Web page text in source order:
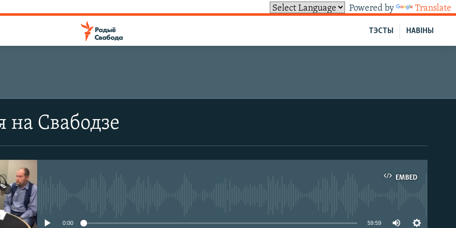
Powered by Translate
НАВІНЫ
ТЭСТЫ
на Свабодзе
EMBED
0:00 59:59